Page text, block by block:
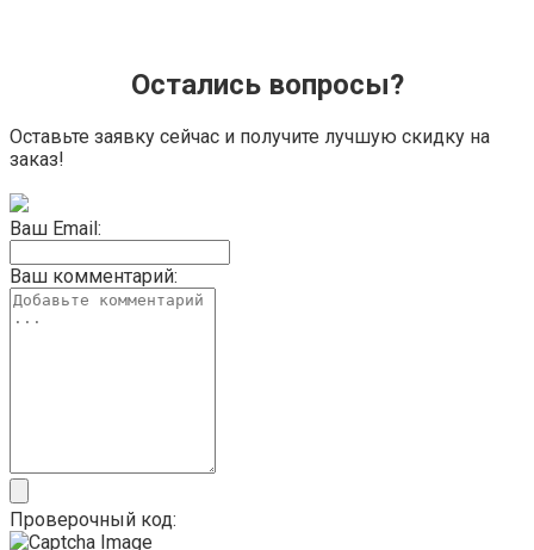
Остались вопросы?
Оставьте заявку сейчас и получите лучшую скидку на
заказ!
Ваш Email:
Ваш комментарий:
Проверочный код: